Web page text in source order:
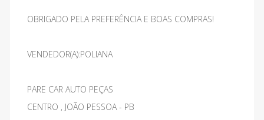
OBRIGADO PELA PREFERÊNCIA E BOAS COMPRAS!
VENDEDOR(A):POLIANA
PARE CAR AUTO PEÇAS
CENTRO , JOÃO PESSOA - PB